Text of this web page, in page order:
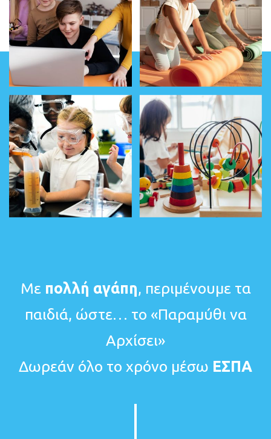
Μεπολλή αγάπη, περιμένουμε τα
παιδιά, ώστε… το «Παραμύθι να
Αρχίσει»
Δωρεάν όλο το χρόνο μέσω ΕΣΠΑ